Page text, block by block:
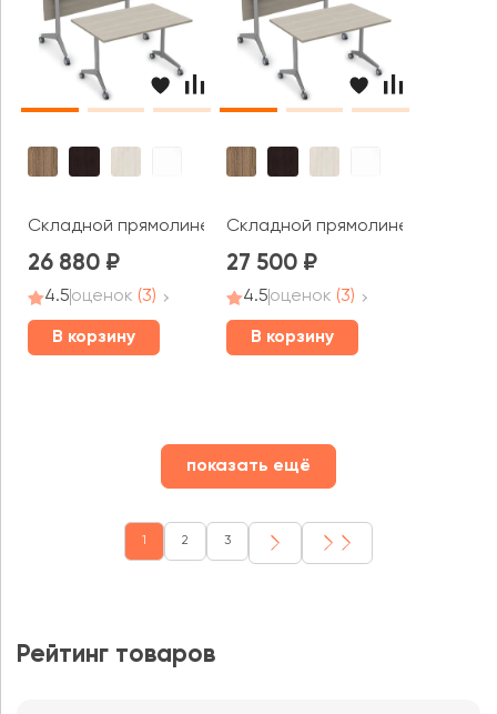
Складной прямолинейный стол СИМПЛ / SIMPLE
26 880
4.5оценок (3)
В корзину
Складной прямолинейный стол
27 500
4.5оценок (3)
В корзину
показать ещё
1 2 3
Рейтинг товаров